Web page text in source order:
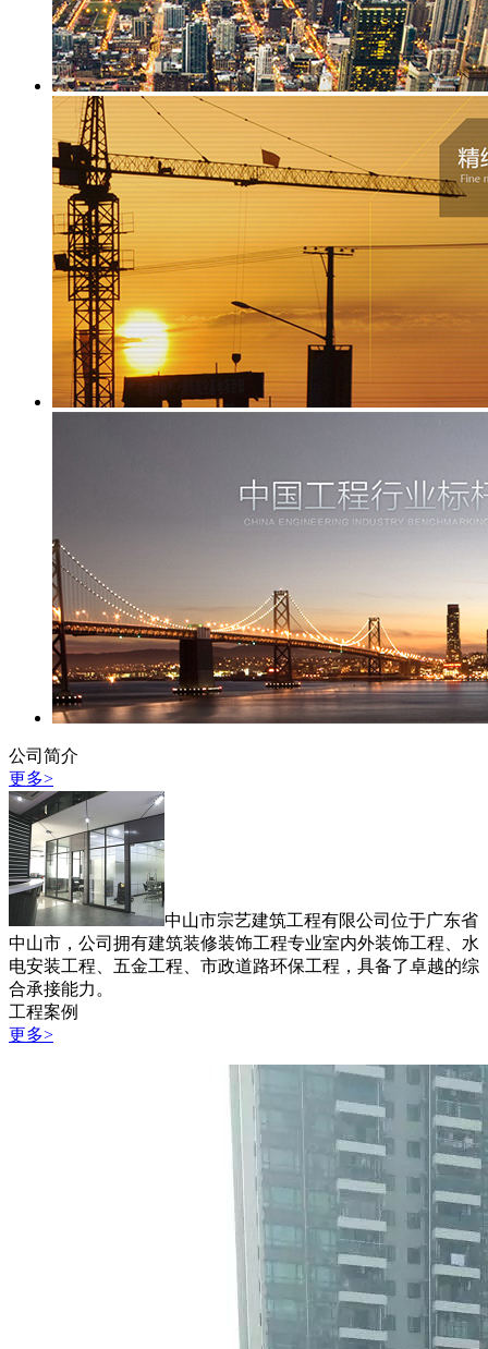
公司简介
更多>
中山市宗艺建筑工程有限公司位于广东省
中山市，公司拥有建筑装修装饰工程专业室内外装饰工程、水
电安装工程、五金工程、市政道路环保工程，具备了卓越的综
合承接能力。
工程案例
更多>